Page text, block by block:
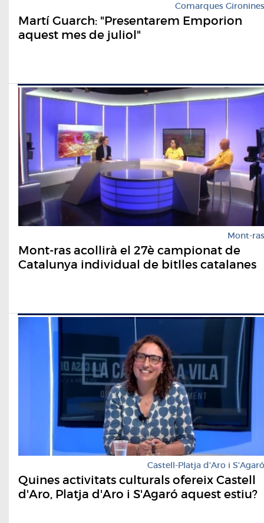
Comarques Gironines
Martí Guarch: "Presentarem Emporion
aquest mes de juliol"
Mont-ras
Mont-ras acollirà el 27è campionat de
Catalunya individual de bitlles catalanes
Castell-Platja d'Aro i S'Agaró
Quines activitats culturals ofereix Castell
d'Aro, Platja d'Aro i S'Agaró aquest estiu?